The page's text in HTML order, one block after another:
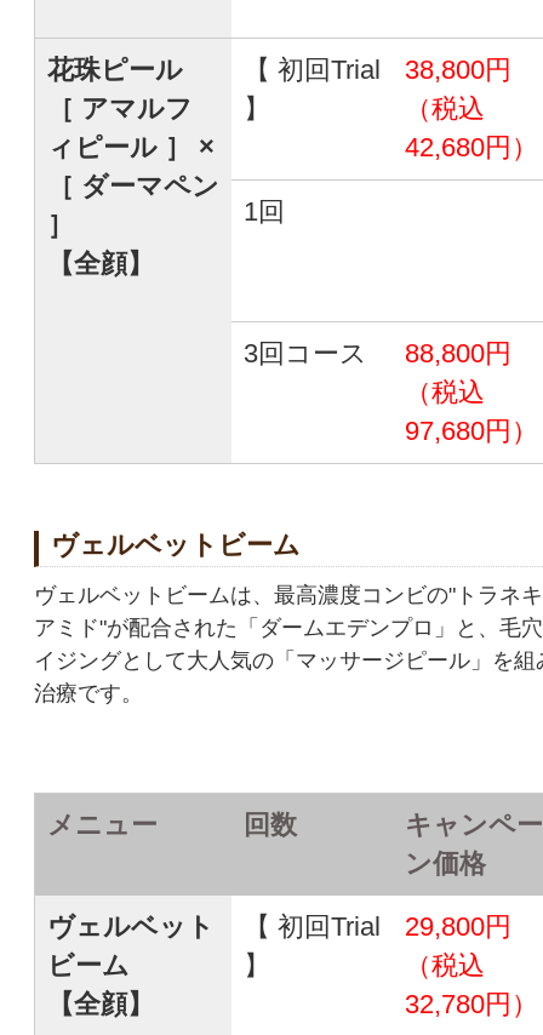
花珠ピール
［ アマルフ
ィピール ］ ×
［ ダーマペン
］
【全顔】
【 初回Trial
】
38,800円
（税込
42,680円）
1回
3回コース
88,800円
（税込
97,680円）
ヴェルベットビーム
ヴェルベットビームは、最高濃度コンビの"トラネ
アミド"が配合された「ダームエデンプロ」と、毛
イジングとして大人気の「マッサージピール」を
治療です。
メニュー 回数
キャンペー
ン価格
ヴェルベット
ビーム
【全顔】
【 初回Trial
】
29,800円
（税込
32,780円）